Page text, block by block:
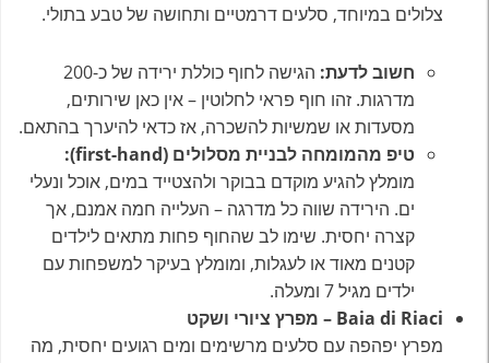
צלולים במיוחד, סלעים דרמטיים ותחושה של טבע בתולי.
חשוב לדעת:
הגישה לחוף כוללת ירידה של כ-200
מדרגות. זהו חוף פראי לחלוטין – אין כאן שירותים,
מסעדות או שמשיות להשכרה, אז כדאי להיערך בהתאם.
טיפ מהמומחה לבניית מסלולים (first-hand):
מומלץ להגיע מוקדם בבוקר ולהצטייד במים, אוכל ונעלי
ים. הירידה שווה כל מדרגה – העלייה חמה אמנם, אך
קצרה יחסית. שימו לב שהחוף פחות מתאים לילדים
קטנים מאוד או לעגלות, ומומלץ בעיקר למשפחות עם
ילדים מגיל 7 ומעלה.
Baia di Riaci – מפרץ ציורי ושקט
מפרץ יפהפה עם סלעים מרשימים ומים רגועים יחסית, מה